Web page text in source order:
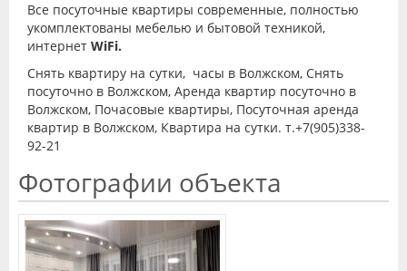
Все посуточные квартиры современные, полностью
укомплектованы мебелью и бытовой техникой,
интернет WiFi.
Снять квартиру на сутки, часы в Волжском, Снять
посуточно в Волжском, Аренда квартир посуточно в
Волжском, Почасовые квартиры, Посуточная аренда
квартир в Волжском, Квартира на сутки. т.+7(905)338-
92-21
Фотографии объекта